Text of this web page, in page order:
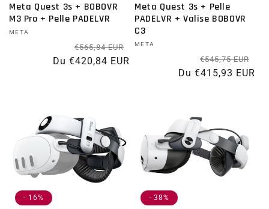
Meta Quest 3s + BOBOVR
M3 Pro + Pelle PADELVR
Distributeur :
META
Prix habituel
€565,84 EUR
Prix promotionnel
Du €420,84 EUR
Meta Quest 3s + Pelle
PADELVR + Valise BOBOVR
C3
Distributeur :
META
€545,75 EUR
Du €415,93 EUR
- 16% - 38%